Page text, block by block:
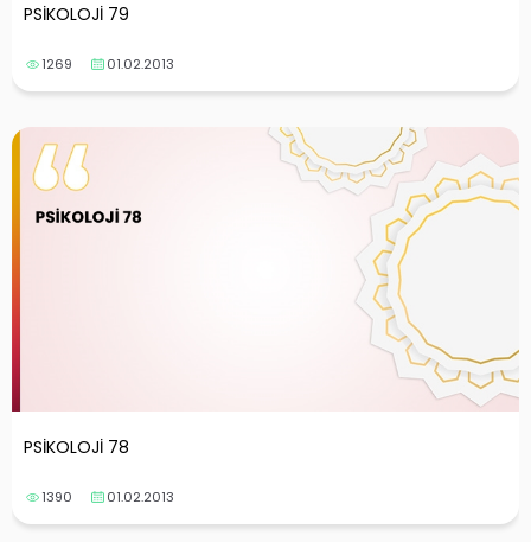
PSİKOLOJİ 79
1269 01.02.2013
PSİKOLOJİ 78
1390 01.02.2013